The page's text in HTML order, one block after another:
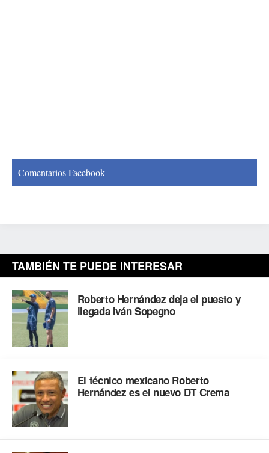
Comentarios Facebook
TAMBIÉN TE PUEDE INTERESAR
Roberto Hernández deja el puesto y
llegada Iván Sopegno
El técnico mexicano Roberto
Hernández es el nuevo DT Crema